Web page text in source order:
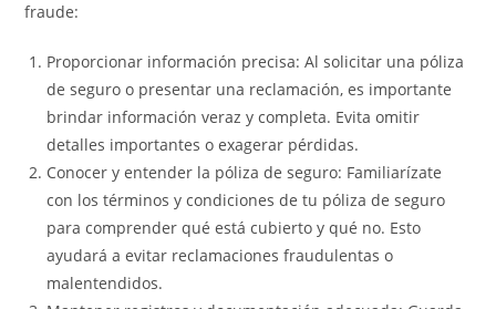
fraude:
Proporcionar información precisa: Al solicitar una póliza
de seguro o presentar una reclamación, es importante
brindar información veraz y completa. Evita omitir
detalles importantes o exagerar pérdidas.
Conocer y entender la póliza de seguro: Familiarízate
con los términos y condiciones de tu póliza de seguro
para comprender qué está cubierto y qué no. Esto
ayudará a evitar reclamaciones fraudulentas o
malentendidos.